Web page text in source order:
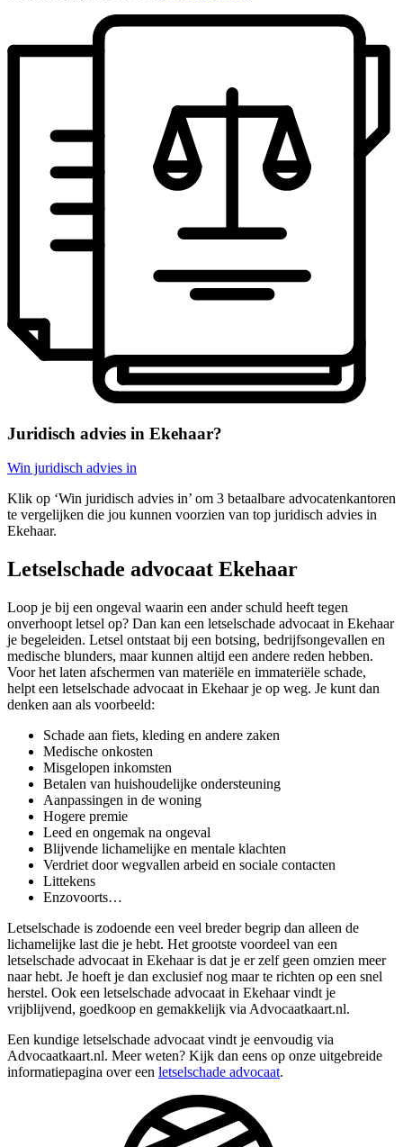
Juridisch advies in Ekehaar?
Win juridisch advies in
Klik op ‘Win juridisch advies in’ om 3 betaalbare advocatenkantoren
te vergelijken die jou kunnen voorzien van top juridisch advies in
Ekehaar.
Letselschade advocaat Ekehaar
Loop je bij een ongeval waarin een ander schuld heeft tegen
onverhoopt letsel op? Dan kan een letselschade advocaat in Ekehaar
je begeleiden. Letsel ontstaat bij een botsing, bedrijfsongevallen en
medische blunders, maar kunnen altijd een andere reden hebben.
Voor het laten afschermen van materiële en immateriële schade,
helpt een letselschade advocaat in Ekehaar je op weg. Je kunt dan
denken aan als voorbeeld:
Schade aan fiets, kleding en andere zaken
Medische onkosten
Misgelopen inkomsten
Betalen van huishoudelijke ondersteuning
Aanpassingen in de woning
Hogere premie
Leed en ongemak na ongeval
Blijvende lichamelijke en mentale klachten
Verdriet door wegvallen arbeid en sociale contacten
Littekens
Enzovoorts…
Letselschade is zodoende een veel breder begrip dan alleen de
lichamelijke last die je hebt. Het grootste voordeel van een
letselschade advocaat in Ekehaar is dat je er zelf geen omzien meer
naar hebt. Je hoeft je dan exclusief nog maar te richten op een snel
herstel. Ook een letselschade advocaat in Ekehaar vindt je
vrijblijvend, goedkoop en gemakkelijk via Advocaatkaart.nl.
Een kundige letselschade advocaat vindt je eenvoudig via
Advocaatkaart.nl. Meer weten? Kijk dan eens op onze uitgebreide
informatiepagina over een letselschade advocaat.